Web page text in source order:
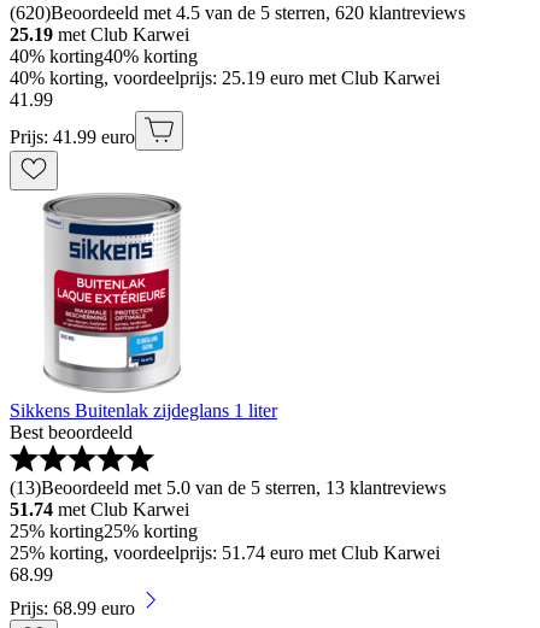
(620)Beoordeeld met 4.5 van de 5 sterren, 620 klantreviews
25.19 met Club Karwei
40% korting40% korting
40% korting, voordeelprijs: 25.19 euro met Club Karwei
41 .99
Prijs: 41.99 euro
Sikkens Buitenlak zijdeglans 1 liter
Best beoordeeld
(13)Beoordeeld met 5.0 van de 5 sterren, 13 klantreviews
51.74 met Club Karwei
25% korting25% korting
25% korting, voordeelprijs: 51.74 euro met Club Karwei
68.99
Prijs: 68.99 euro